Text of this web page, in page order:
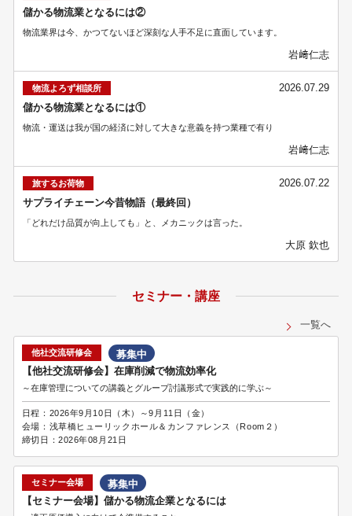
儲かる物流業となるには②
物流業界は今、かつてないほど深刻な人手不足に直面しています。
岩﨑仁志
物流よろず相談所
2026.07.29
儲かる物流業となるには①
物流・運送は我が国の経済に対して大きな意義を持つ業種で有り
岩﨑仁志
旅するお荷物
2026.07.22
サプライチェーン今昔物語（最終回）
「どれだけ品質が向上しても」と、メカニックは言った。
大原 欽也
セミナー・講座
一覧へ
他社交流研修会
募集中
【他社交流研修会】在庫削減で物流効率化
～在庫管理についての講義とグループ討議形式で実践的に学ぶ～
日程： 2026年9月10日（木）～9月11日（金）
会場： 浅草橋ヒューリックホール＆カンファレンス（Room２）
締切日：2026年08月21日
セミナー会場
募集中
【セミナー会場】儲かる物流企業となるには